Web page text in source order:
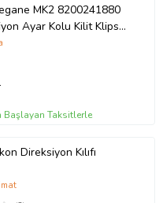
MK2 8200241880
Ayar Kolu Kilit Klips
Başlayan Taksitlerle
Direksiyon Kılıfı